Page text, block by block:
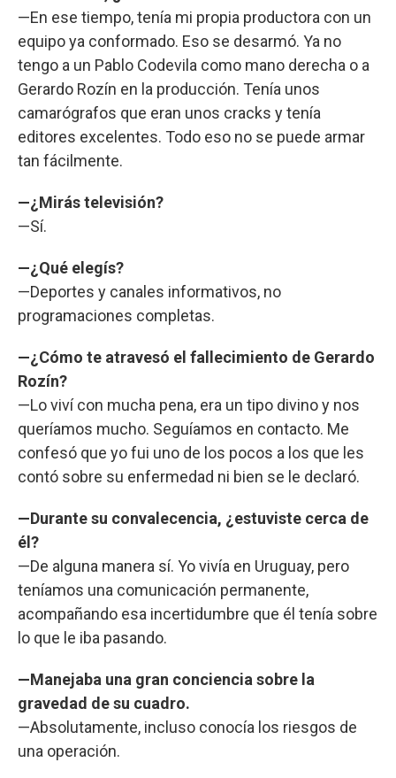
—En ese tiempo, tenía mi propia productora con un
equipo ya conformado. Eso se desarmó. Ya no
tengo a un Pablo Codevila como mano derecha o a
Gerardo Rozín en la producción. Tenía unos
camarógrafos que eran unos cracks y tenía
editores excelentes. Todo eso no se puede armar
tan fácilmente.
—¿Mirás televisión?
—Sí.
—¿Qué elegís?
—Deportes y canales informativos, no
programaciones completas.
—¿Cómo te atravesó el fallecimiento de Gerardo
Rozín?
—Lo viví con mucha pena, era un tipo divino y nos
queríamos mucho. Seguíamos en contacto. Me
confesó que yo fui uno de los pocos a los que les
contó sobre su enfermedad ni bien se le declaró.
—Durante su convalecencia, ¿estuviste cerca de
él?
—De alguna manera sí. Yo vivía en Uruguay, pero
teníamos una comunicación permanente,
acompañando esa incertidumbre que él tenía sobre
lo que le iba pasando.
—Manejaba una gran conciencia sobre la
gravedad de su cuadro.
—Absolutamente, incluso conocía los riesgos de
una operación.